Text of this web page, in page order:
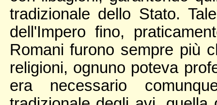
tradizionale dello Stato.
dell'Impero fino,
Romani furono sempre più
religioni, ognuno poteva
era necessario